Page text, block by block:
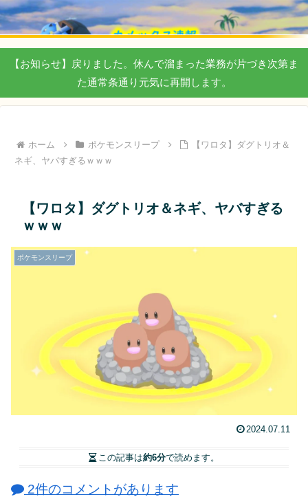
【お知らせ】戻りました。休んで溜まった業務が片づき次第ま
た通常条通り元気に再開します。
ホーム ポケモンスリープ
【ワロタ】ダグトリオ＆
ネギ、ヤバすぎるｗｗｗ
【ワロタ】ダグトリオ＆ネギ、ヤバすぎる
ｗｗｗ
ポケモンスリープ
2024.07.11
この記事は約6分で読めます。
2件のコメントがあります